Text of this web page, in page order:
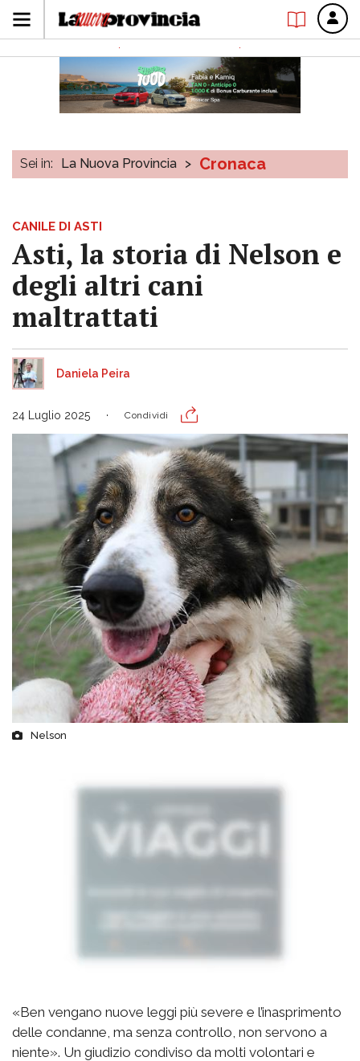
Sei in: La Nuova Provincia > Cronaca
CANILE DI ASTI
Asti, la storia di Nelson e
degli altri cani
maltrattati
Daniela Peira
24 Luglio 2025 Condividi
Nelson
«Ben vengano nuove leggi più severe e l’inasprimento
delle condanne, ma senza controllo, non servono a
niente». Un giudizio condiviso da molti volontari e